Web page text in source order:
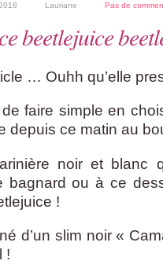
Lauriane Pas de
beetlejuice
… Ouhh qu’elle
de faire simple en
depuis ce matin au
noir et blanc
bagnard ou à ce
!
d’un slim noir «
!